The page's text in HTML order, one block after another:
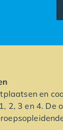
en
2, 3 en 4.